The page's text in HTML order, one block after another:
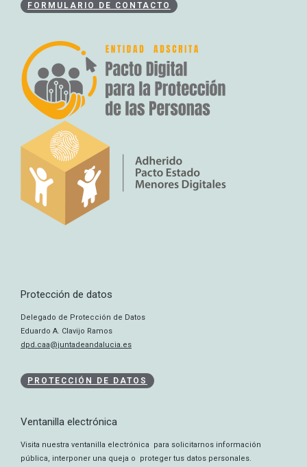
FORMULARIO DE CONTACTO
Protección de datos
Delegado de Protección de Datos
Eduardo A. Clavijo Ramos
dpd.caa@juntadeandalucia.es
PROTECCIÓN DE DATOS
Ventanilla electrónica
Visita nuestra ventanilla electrónica para solicitarnos información
pública, interponer una queja o proteger tus datos personales.